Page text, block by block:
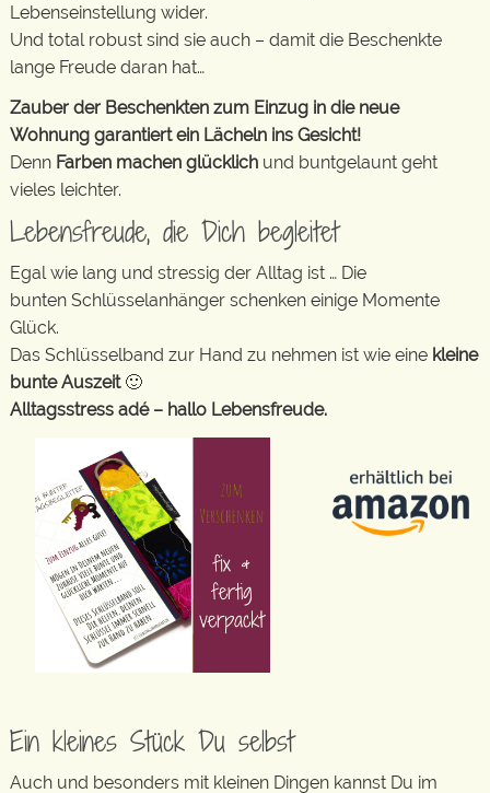
Lebenseinstellung wider.
Und total robust sind sie auch – damit die Beschenkte
lange Freude daran hat…
Zauber der Beschenkten zum Einzug in die neue
Wohnung garantiert ein Lächeln ins Gesicht!
Denn Farben machen glücklich und buntgelaunt geht
vieles leichter.
Lebensfreude, die Dich begleitet
Egal wie lang und stressig der Alltag ist … Die
bunten Schlüsselanhänger schenken einige Momente
Glück.
Das Schlüsselband zur Hand zu nehmen ist wie eine kleine
bunte Auszeit🙂
Alltagsstress adé – hallo Lebensfreude.
Ein kleines Stück Du selbst
Auch und besonders mit kleinen Dingen kannst Du im